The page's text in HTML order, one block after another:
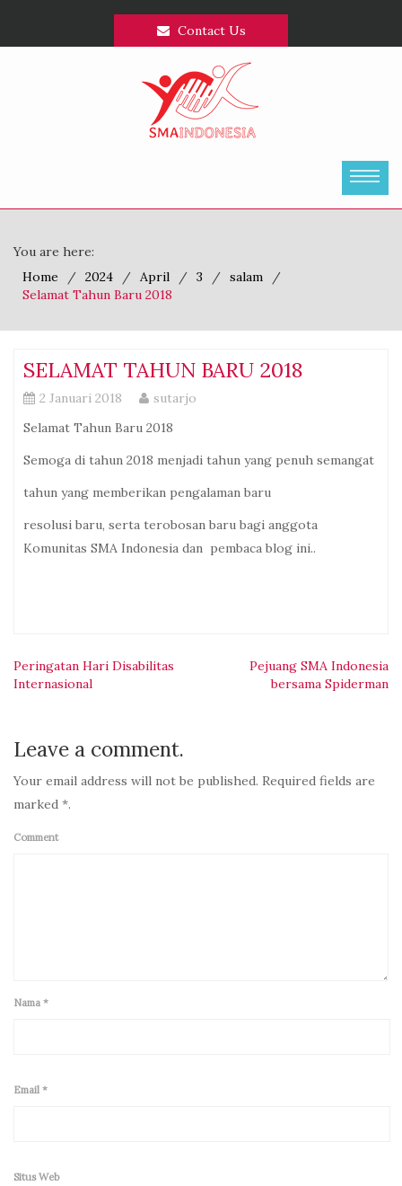
Contact Us
You are here:
Home
2024 April 3
salam
Selamat Tahun Baru 2018
SELAMAT TAHUN BARU 2018
2 Januari 2018
sutarjo
Selamat Tahun Baru 2018
Semoga di tahun 2018 menjadi tahun yang penuh semangat
tahun yang memberikan pengalaman baru
resolusi baru, serta terobosan baru bagi anggota
Komunitas SMA Indonesia dan pembaca blog ini..
Navigasi
pos
Peringatan Hari Disabilitas
Internasional
Pejuang SMA Indonesia
bersama Spiderman
Leave a comment.
Your email address will not be published. Required fields are
marked *.
Comment
Nama *
Email *
Situs Web